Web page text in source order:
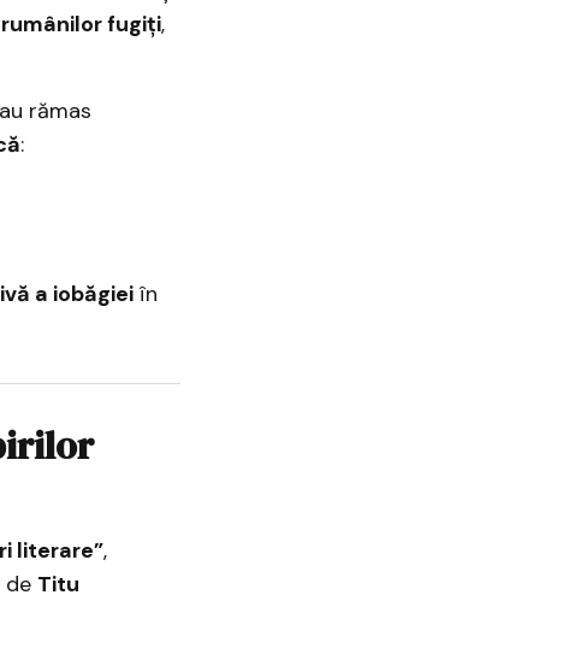
fugiți,
rămas
:
a iobăgieiîn
literare”,
de Titu